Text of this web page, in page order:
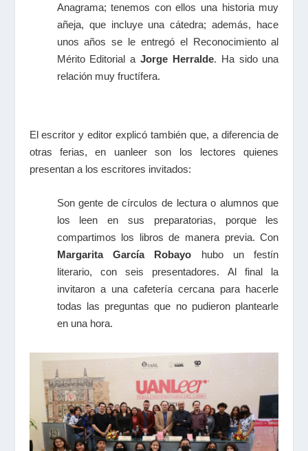
Anagrama; tenemos con ellos una historia muy
añeja, que incluye una cátedra; además, hace
unos años se le entregó el Reconocimiento al
Mérito Editorial aJorge Herralde. Ha sido una
relación muy fructífera.
El escritor y editor explicó también que, a diferencia de
otras ferias, en uanleer son los lectores quienes
presentan a los escritores invitados:
Son gente de círculos de lectura o alumnos que
los leen en sus preparatorias, porque les
compartimos los libros de manera previa. Con
Margarita García Robayo hubo un festín
literario, con seis presentadores. Al final la
invitaron a una cafetería cercana para hacerle
todas las preguntas que no pudieron plantearle
en una hora.